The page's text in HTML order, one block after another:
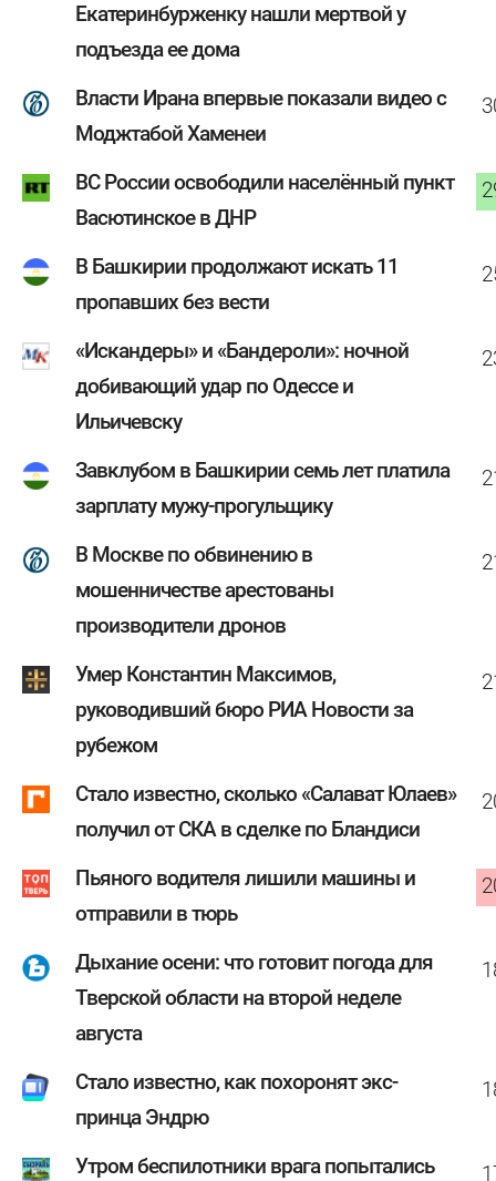
Екатеринбурженку нашли мертвой у
подъезда ее дома
Власти Ирана впервые показали видео с
Моджтабой Хаменеи
ВС России освободили населённый пункт
Васютинское в ДНР
В Башкирии продолжают искать 11
пропавших без вести
«Искандеры» и «Бандероли»: ночной
добивающий удар по Одессе и
Ильичевску
Завклубом в Башкирии семь лет платила
зарплату мужу-прогульщику
В Москве по обвинению в
мошенничестве арестованы
производители дронов
Умер Константин Максимов,
руководивший бюро РИА Новости за
рубежом
Стало известно, сколько «Салават Юлаев»
получил от СКА в сделке по Бландиси
Пьяного водителя лишили машины и
отправили в тюрь
Дыхание осени: что готовит погода для
Тверской области на второй неделе
августа
Стало известно, как похоронят экс-
принца Эндрю
Утром беспилотники врага попытались